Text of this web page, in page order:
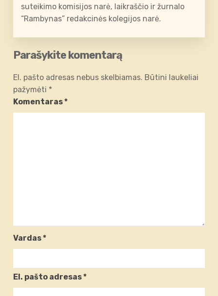
suteikimo komisijos narė, laikraščio ir žurnalo
“Rambynas” redakcinės kolegijos narė.
Parašykite komentarą
El. pašto adresas nebus skelbiamas. Būtini laukeliai
pažymėti *
Komentaras*
Vardas*
El. pašto adresas*